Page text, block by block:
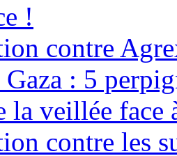
!
contre
: 5
la veillée face
contre les